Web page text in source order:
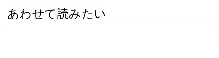
あわせて読みたい